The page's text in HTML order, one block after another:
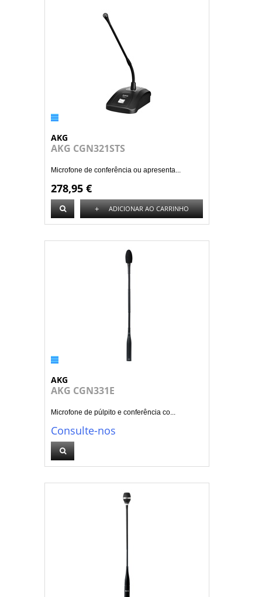
AKG
AKG CGN321STS
Microfone de conferência ou apresenta...
278,95 €
+ ADICIONAR AO CARRINHO
AKG
AKG CGN331E
Microfone de púlpito e conferência co...
Consulte-nos